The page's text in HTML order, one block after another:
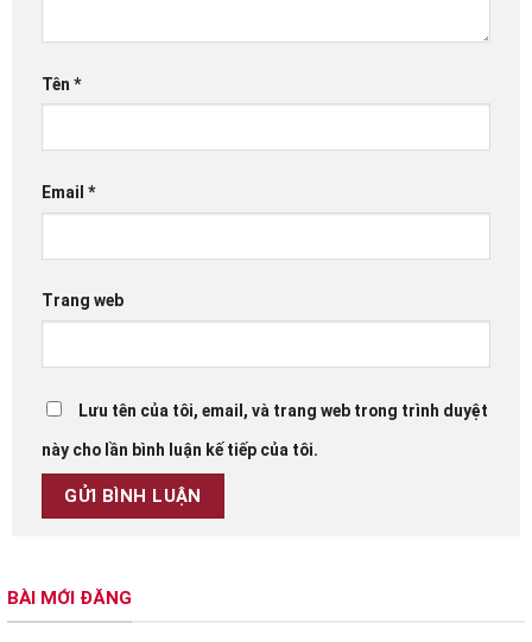
Tên *
Email *
Trang web
Lưu tên của tôi, email, và trang web trong trình duyệt
này cho lần bình luận kế tiếp của tôi.
BÀI MỚI ĐĂNG